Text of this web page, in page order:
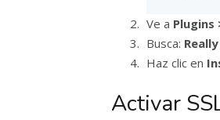
Ve a Plugins
Busca:
Haz clic en
Activar